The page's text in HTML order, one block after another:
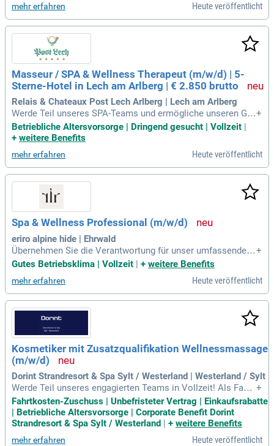
mehr erfahren Heute veröffentlicht
Masseur / SPA & Wellness Therapeut (m/w/d) | 5-
Sterne-Hotel in Lech am Arlberg | € 2.850 brutto
Relais & Chateaux Post Lech Arlberg | Lech am Arlberg
Werde Teil unseres SPA-Teams und ermögliche unseren Gä
sten unvergessliche Entspannung. Du führst professionelle
Massage- und Wellnessbehandlungen sowie erfrischende K
Wohlbefindens auf höchstem Niveau!
+
Betriebliche Altersvorsorge | Dringend gesucht | Vollzeit
+ weitere Benefits
mehr erfahren Heute veröffentlicht
Spa & Wellness Professional (m/w/d)
eriro alpine hide | Ehrwald
Übernehmen Sie die Verantwortung für unser umfassendes
Wohlfühl-Angebot und die Weiterentwicklung des SPA-Konz
e individuelle Massagen sowie Behandlungen auf Basis uns
erer naturnahen Philosophie an.
+
Gutes Betriebsklima | Vollzeit | + weitere Benefits
mehr erfahren Heute veröffentlicht
Kosmetiker mit Zusatzqualifikation Wellnessmassage
(m/w/d)
Dorint Strandresort & Spa Sylt / Westerland | Westerland / Sylt
Werde Teil unseres engagierten Teams in Vollzeit! Als Fach
kraft für Massage- und Kosmetikanwendungen trägst du ent
scheidend zum Wohlbefinden unserer Gäste bei. Mit deiner
Expertise berätst du kompetent zu Anwendungen und Produ
kten und kümmerst dich um die Terminverwaltung sowie die
Rechnungserstellung. Wir suchen eine positive, offene Pers
+
Fahrtkosten-Zuschuss | Unbefristeter Vertrag | Einkaufsrabatte
| Betriebliche Altersvorsorge | Corporate Benefit Dorint
Strandresort & Spa Sylt / Westerland | + weitere Benefits
mehr erfahren Heute veröffentlicht